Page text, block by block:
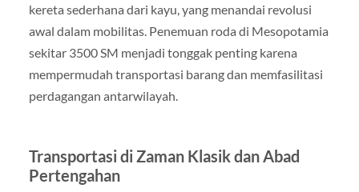
kereta sederhana dari kayu, yang menandai revolusi
awal dalam mobilitas. Penemuan roda di Mesopotamia
sekitar 3500 SM menjadi tonggak penting karena
mempermudah transportasi barang dan memfasilitasi
perdagangan antarwilayah.
Transportasi di Zaman Klasik dan Abad
Pertengahan